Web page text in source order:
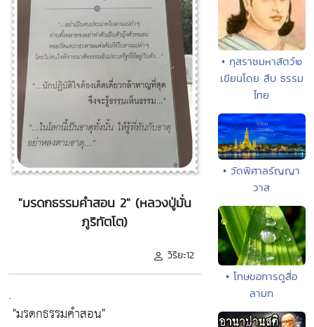
"มรดกธรรมคำสอน 2" (หลวงปู่มั่น
ภูริทัตโต)
วิริยะ12
.
"มรดกธรรมคำสอน"
• กุสราชมหาสัตว์๒
เขียนโดย สืบ ธรรม
ไทย
• วัดพิศาลรัญญา
วาส
• โทษขอการดูสื่อ
ลามก